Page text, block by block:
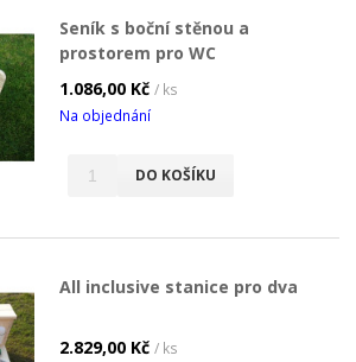
Seník s boční stěnou a
prostorem pro WC
1.086,00 Kč / ks
Na objednání
DO KOŠÍKU
All inclusive stanice pro dva
2.829,00 Kč / ks